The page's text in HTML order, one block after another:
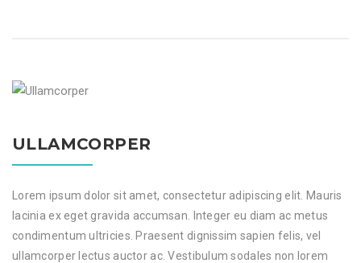
ULLAMCORPER
Lorem ipsum dolor sit amet, consectetur adipiscing elit. Mauris
lacinia ex eget gravida accumsan. Integer eu diam ac metus
condimentum ultricies. Praesent dignissim sapien felis, vel
ullamcorper lectus auctor ac. Vestibulum sodales non lorem